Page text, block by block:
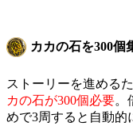
カカの石を300個
ストーリーを進めるた
カの石が300個必要。
めで3周すると自動的